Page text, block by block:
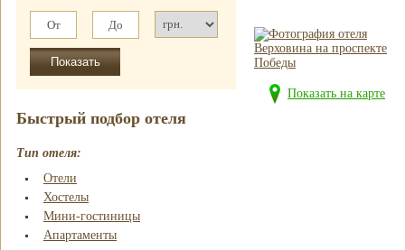
Быстрый подбор отеля
Тип отеля:
Отели
Хостелы
Мини-гостиницы
Апартаменты
Показать на карте